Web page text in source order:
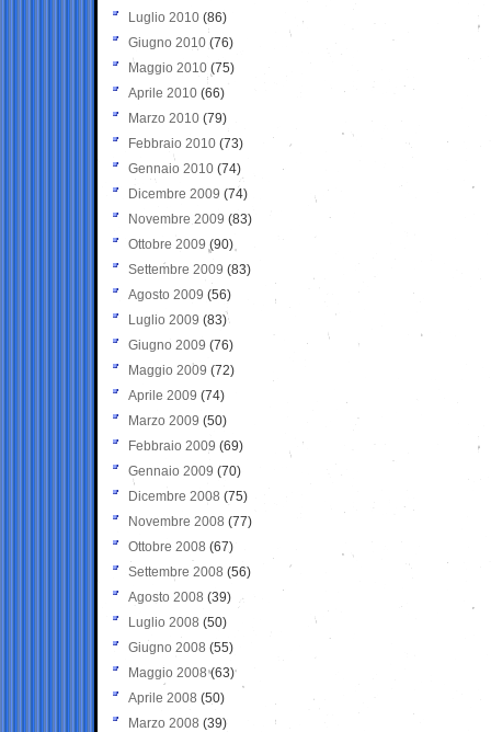
Luglio 2010 (86)
Giugno 2010 (76)
Maggio 2010 (75)
Aprile 2010 (66)
Marzo 2010 (79)
Febbraio 2010 (73)
Gennaio 2010 (74)
Dicembre 2009 (74)
Novembre 2009 (83)
Ottobre 2009 (90)
Settembre 2009 (83)
Agosto 2009 (56)
Luglio 2009 (83)
Giugno 2009 (76)
Maggio 2009 (72)
Aprile 2009 (74)
Marzo 2009 (50)
Febbraio 2009 (69)
Gennaio 2009 (70)
Dicembre 2008 (75)
Novembre 2008 (77)
Ottobre 2008 (67)
Settembre 2008 (56)
Agosto 2008 (39)
Luglio 2008 (50)
Giugno 2008 (55)
Maggio 2008(63)
Aprile 2008 (50)
Marzo 2008 (39)